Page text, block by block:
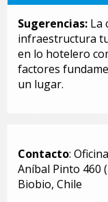
Sugerencias: La
infraestructura
en lo hotelero
factores
un lugar.
Contacto:
Aníbal Pinto 460
Biobio, Chile